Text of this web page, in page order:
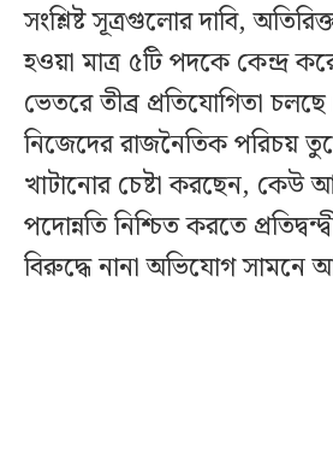
সংশ্লিষ্ট সূত্রগুলোর দাবি,
হওয়া মাত্র ৫টি পদকে কেন্দ্র
ভেতরে তীব্র প্রতিযোগিতা
নিজেদের রাজনৈতিক পরিচয়
খাটানোর চেষ্টা করছেন, কেউ
পদোন্নতি নিশ্চিত করতে
বিরুদ্ধে নানা অভিযোগ সামনে